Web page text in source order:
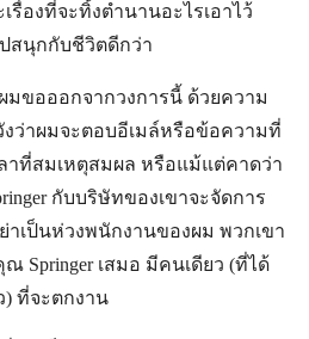
รื่องที่จะทิ้งตำนานอะไรเอาไว้
สนุกกับชีวิตดีกว่า
ขอออกจากวงการนี้ ด้วยความ
ว่าผมจะตอบอีเมล์หรือข้อความที่
าที่สมเหตุสมผล หรือแม้แต่คาดว่า
กับบริษัทของเขาจะจัดการ
าเป็นห่วงพนักงานของผม พวกเขา
Springer เสมอ มีคนเดียว (ที่ได้
ที่จะตกงาน